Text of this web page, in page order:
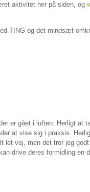
aktivitet her på siden, og
TING og det mindsæt
er gået i luften. Herligt at
at vise sig i praksis.
vej, men det tror jeg
drive deres formidling en